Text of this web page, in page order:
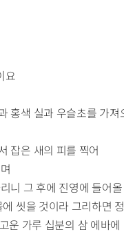
요
홍색 실과 우슬초를 가져
잡은 새의 피를 찍어
그 후에 진영에 들어
씻을 것이라 그리하면
가루 십분의 삼 에바